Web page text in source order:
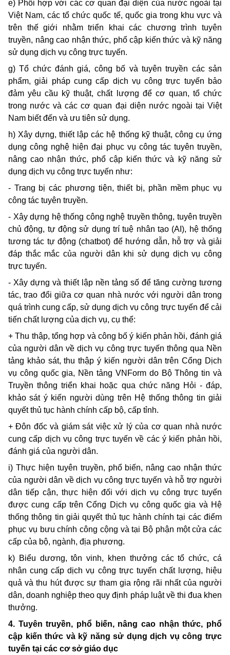
e) Phối hợp với các cơ quan đại diện của nước ngoài tại
Việt Nam, các tổ chức quốc tế, quốc gia trong khu vực và
trên thế giới nhằm triển khai các chương trình tuyên
truyền, nâng cao nhận thức, phổ cập kiến thức và kỹ năng
sử dụng dịch vụ công trực tuyến.
g) Tổ chức đánh giá, công bố và tuyên truyền các sản
phẩm, giải pháp cung cấp dịch vụ công trực tuyến bảo
đảm yêu cầu kỹ thuật, chất lượng để cơ quan, tổ chức
trong nước và các cơ quan đại diện nước ngoài tại Việt
Nam biết đến và ưu tiên sử dụng.
h) Xây dựng, thiết lập các hệ thống kỹ thuật, công cụ ứng
dụng công nghệ hiện đại phục vụ công tác tuyên truyền,
nâng cao nhận thức, phổ cập kiến thức và kỹ năng sử
dụng dịch vụ công trực tuyến như:
- Trang bị các phương tiện, thiết bị, phần mềm phục vụ
công tác tuyên truyền.
- Xây dựng hệ thống công nghệ truyền thông, tuyên truyền
chủ động, tự động sử dụng trí tuệ nhân tạo (AI), hệ thống
tương tác tự động (chatbot) để hướng dẫn, hỗ trợ và giải
đáp thắc mắc của người dân khi sử dụng dịch vụ công
trực tuyến.
- Xây dựng và thiết lập nền tảng số để tăng cường tương
tác, trao đổi giữa cơ quan nhà nước với người dân trong
quá trình cung cấp, sử dụng dịch vụ công trực tuyến để cải
tiến chất lượng của dịch vụ, cụ thể:
+ Thu thập, tổng hợp và công bố ý kiến phản hồi, đánh giá
của người dân về dịch vụ công trực tuyến thông qua Nền
tảng khảo sát, thu thập ý kiến người dân trên Cổng Dịch
vụ công quốc gia, Nền tảng VNForm do Bộ Thông tin và
Truyền thông triển khai hoặc qua chức năng Hỏi - đáp,
khảo sát ý kiến người dùng trên Hệ thống thông tin giải
quyết thủ tục hành chính cấp bộ, cấp tỉnh.
+ Đôn đốc và giám sát việc xử lý của cơ quan nhà nước
cung cấp dịch vụ công trực tuyến về các ý kiến phản hồi,
đánh giá của người dân.
i) Thực hiện tuyên truyền, phổ biến, nâng cao nhận thức
của người dân về dịch vụ công trực tuyến và hỗ trợ người
dân tiếp cận, thực hiện đối với dịch vụ công trực tuyến
được cung cấp trên Cổng Dịch vụ công quốc gia và Hệ
thống thông tin giải quyết thủ tục hành chính tại các điểm
phục vụ bưu chính công cộng và tại Bộ phận một cửa các
cấp của bộ, ngành, địa phương.
k) Biểu dương, tôn vinh, khen thưởng các tổ chức, cá
nhân cung cấp dịch vụ công trực tuyến chất lượng, hiệu
quả và thu hút được sự tham gia rộng rãi nhất của người
dân, doanh nghiệp theo quy định pháp luật về thi đua khen
thưởng.
4. Tuyên truyền, phổ biến, nâng cao nhận thức, phổ
cập kiến thức và kỹ năng sử dụng dịch vụ công trực
tuyến tại các cơ sở giáo dục